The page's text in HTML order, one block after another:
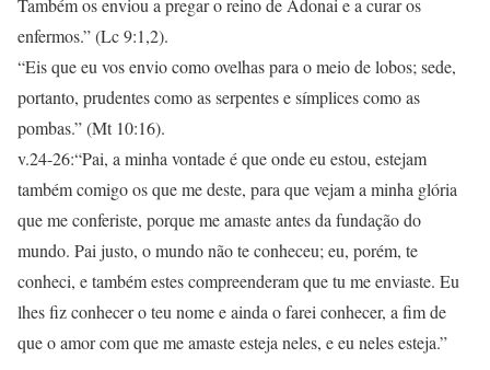
Também os enviou a pregar o reino de Adonai e a curar os
enfermos.” (Lc 9:1,2).
“Eis que eu vos envio como ovelhas para o meio de lobos; sede,
portanto, prudentes como as serpentes e símplices como as
pombas.” (Mt 10:16).
v.24-26:“Pai, a minha vontade é que onde eu estou, estejam
também comigo os que me deste, para que vejam a minha glória
que me conferiste, porque me amaste antes da fundação do
mundo. Pai justo, o mundo não te conheceu; eu, porém, te
conheci, e também estes compreenderam que tu me enviaste. Eu
lhes fiz conhecer o teu nome e ainda o farei conhecer, a fim de
que o amor com que me amaste esteja neles, e eu neles esteja.”